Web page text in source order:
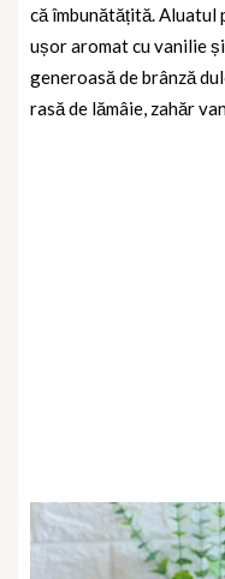
că îmbunătățită. Aluatul
ușor aromat cu vanilie
generoasă de brânză
rasă de lămâie, zahăr